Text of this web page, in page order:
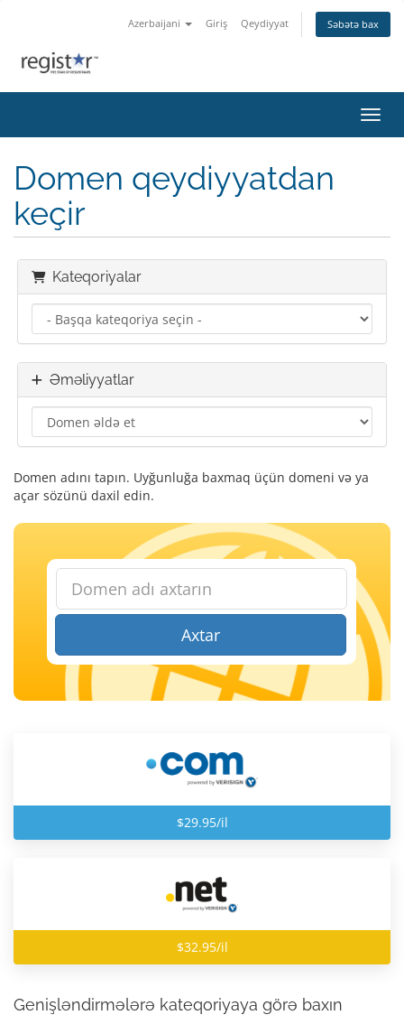
Azerbaijani Giriş Qeydiyyat Səbətə bax
Domen qeydiyyatdan
keçir
Kateqoriyalar
Əməliyyatlar
Domen adını tapın. Uyğunluğa baxmaq üçün domeni və ya
açar sözünü daxil edin.
Axtar
$29.95/il
$32.95/il
Genişləndirmələrə kateqoriyaya görə baxın